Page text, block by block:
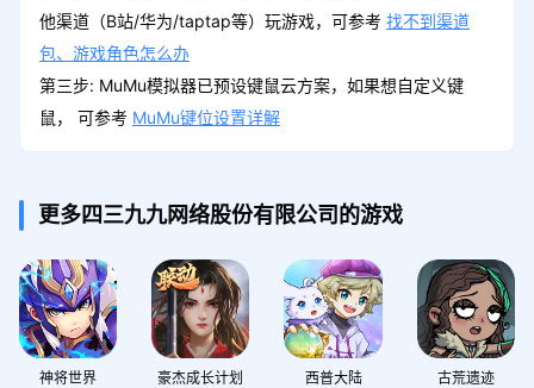
他渠道（B站/华为/taptap等）玩游戏，可参考 找不到渠道
包、游戏角色怎么办
第三步: MuMu模拟器已预设键鼠云方案，如果想自定义键
鼠， 可参考 MuMu键位设置详解
更多四三九九网络股份有限公司的游戏
神将世界 豪杰成长计划 西普大陆 古荒遗迹